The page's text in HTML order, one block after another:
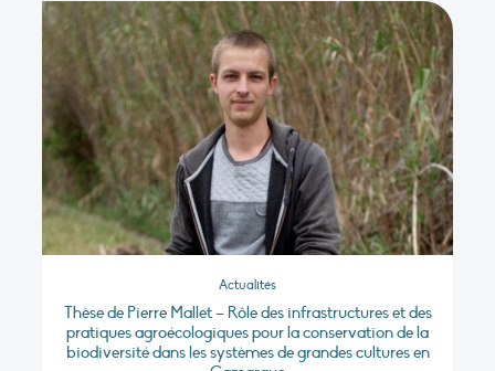
Actualités
Thèse de Pierre Mallet – Rôle des infrastructures et des
pratiques agroécologiques pour la conservation de la
biodiversité dans les systèmes de grandes cultures en